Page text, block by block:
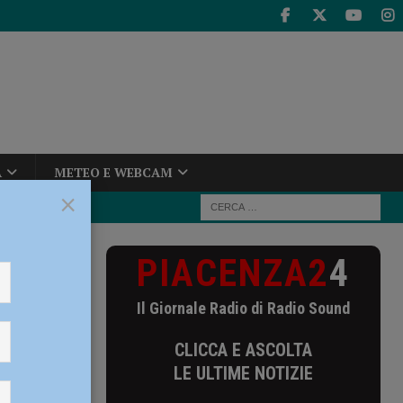
METEO E WEBCAM
lungo la
PIACENZA24
Il Giornale Radio di Radio Sound
CLICCA E ASCOLTA
LE ULTIME NOTIZIE
×